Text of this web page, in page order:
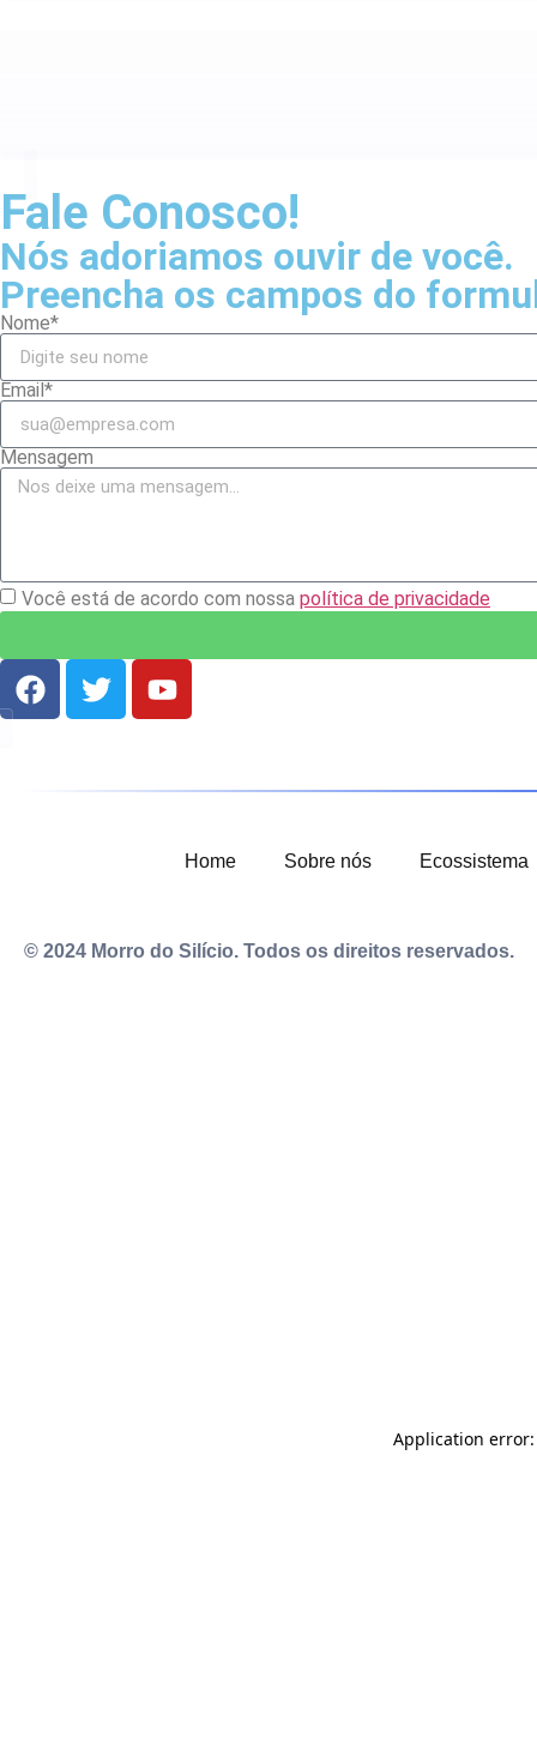
Fale Conosco!
Nós adoriamos ouvir de você.
Preencha os campos do
Nome*
Email*
Mensagem
Você está de acordo com nossa política de privacidade
Home Sobre nós Ecossistema
© 2024 Morro do Silício. Todos os direitos reservados.